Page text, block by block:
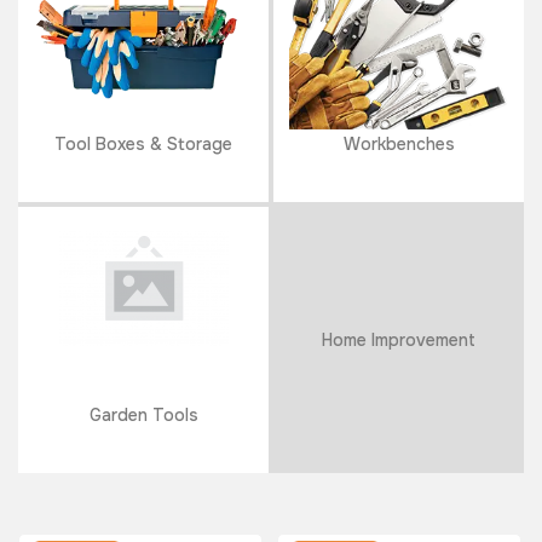
Tool Boxes & Storage Workbenches
Garden Tools
Home Improvement